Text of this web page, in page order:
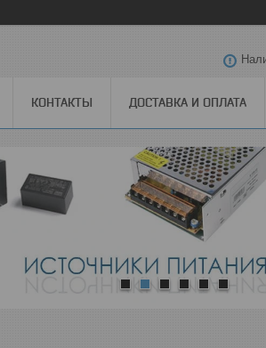
КОНТАКТЫ ДОСТАВКА И ОПЛАТА